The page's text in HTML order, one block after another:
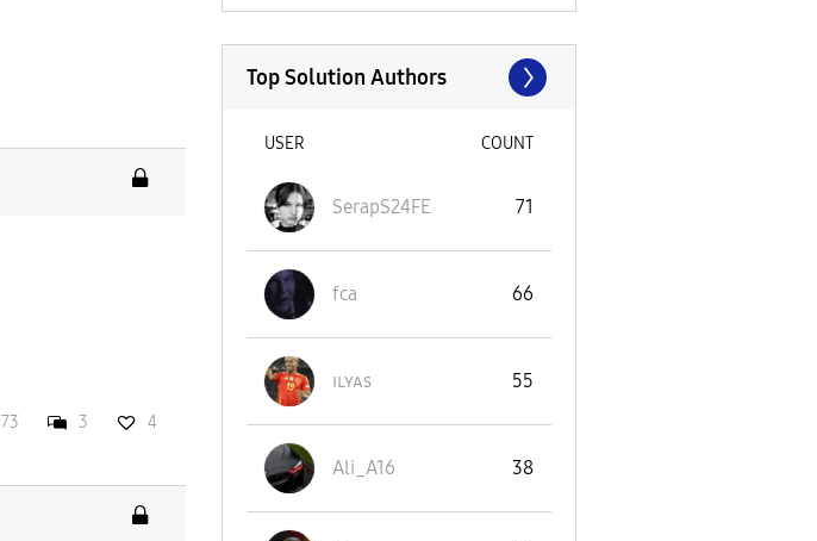
73 3 4
Top Solution Authors
USER COUNT
SerapS24FE 71
fca 66
ɪʟʏᴀs 55
Ali_A16 38